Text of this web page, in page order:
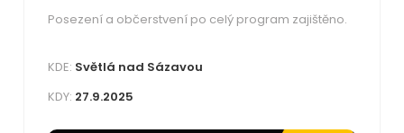
Posezení a občerstvení po celý program zajištěno.
KDE: Světlá nad Sázavou
KDY: 27.9.2025